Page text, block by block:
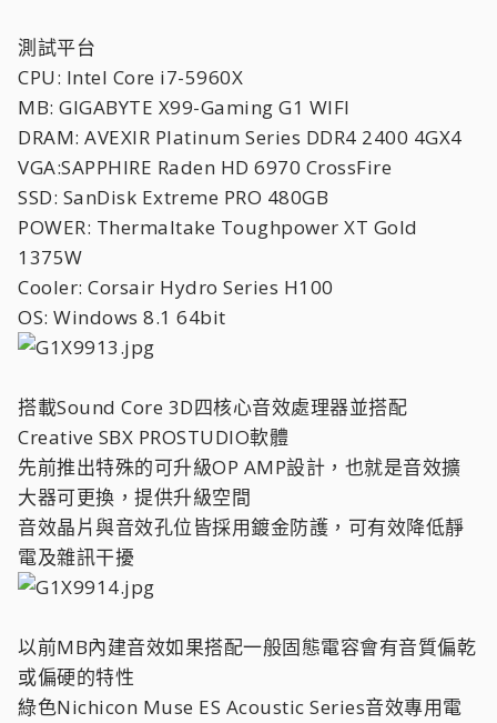
測試平台
CPU: Intel Core i7-5960X
MB: GIGABYTE X99-Gaming G1 WIFI
DRAM: AVEXIR Platinum Series DDR4 2400 4GX4
VGA:SAPPHIRE Raden HD 6970 CrossFire
SSD: SanDisk Extreme PRO 480GB
POWER: Thermaltake Toughpower XT Gold
1375W
Cooler: Corsair Hydro Series H100
OS: Windows 8.1 64bit
搭載Sound Core 3D四核心音效處理器並搭配
Creative SBX PROSTUDIO軟體
先前推出特殊的可升級OP AMP設計，也就是音效擴
大器可更換，提供升級空間
音效晶片與音效孔位皆採用鍍金防護，可有效降低靜
電及雜訊干擾
以前MB內建音效如果搭配一般固態電容會有音質偏乾
或偏硬的特性
綠色Nichicon Muse ES Acoustic Series音效專用電